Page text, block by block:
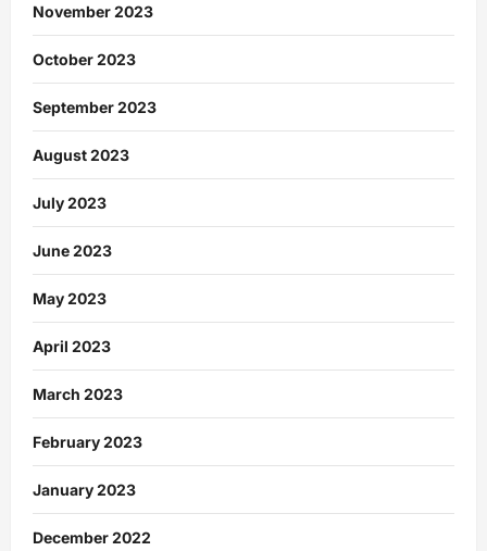
November 2023
October 2023
September 2023
August 2023
July 2023
June 2023
May 2023
April 2023
March 2023
February 2023
January 2023
December 2022